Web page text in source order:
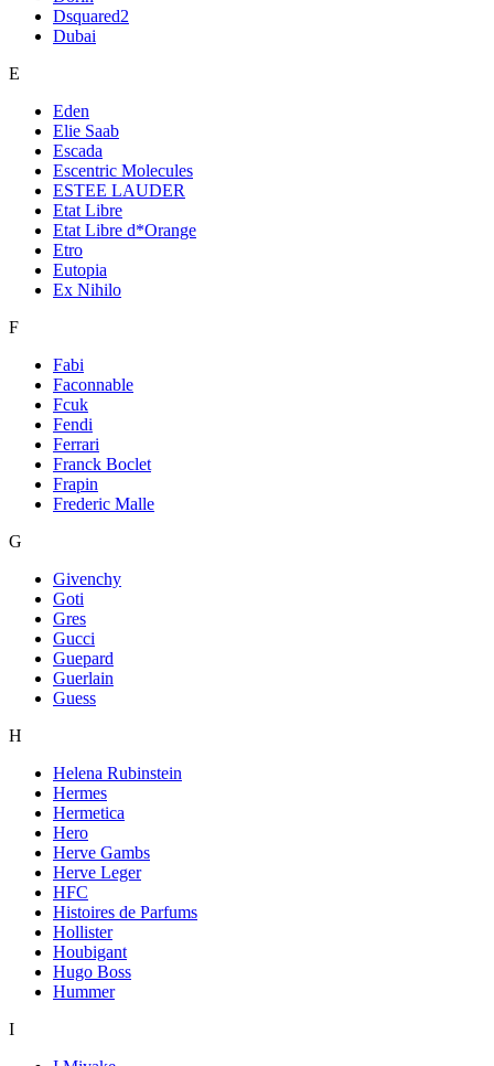
Dsquared2
Dubai
E
Eden
Elie Saab
Escada
Escentric Molecules
ESTEE LAUDER
Etat Libre
Etat Libre d*Orange
Etro
Eutopia
Ex Nihilo
F
Fabi
Faconnable
Fcuk
Fendi
Ferrari
Franck Boclet
Frapin
Frederic Malle
G
Givenchy
Goti
Gres
Gucci
Guepard
Guerlain
Guess
H
Helena Rubinstein
Hermes
Hermetica
Hero
Herve Gambs
Herve Leger
HFC
Histoires de Parfums
Hollister
Houbigant
Hugo Boss
Hummer
I